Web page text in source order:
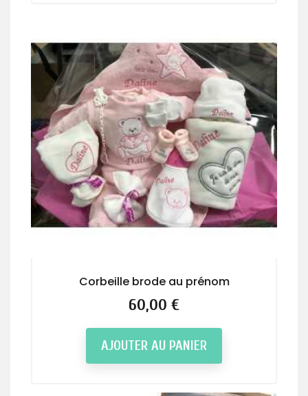
Corbeille brode au prénom
Prix
60,00 €
AJOUTER AU PANIER